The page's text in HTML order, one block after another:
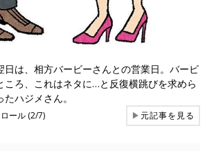
日は、相方バービーさんとの営業日。バービ
ころ、これはネタに…と反復横跳びを求めら
ハジメさん。
ール (2/7) ▶元記事を見る